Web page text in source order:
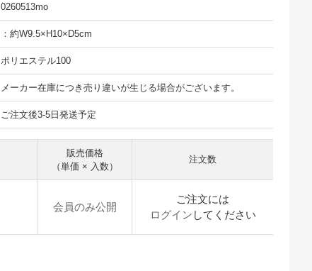
0260513mo
：約W9.5×H10×D5cm
ポリエステル100
メーカー在庫につき売り違いが生じる場合がございます。
ご注文後3-5日発送予定
販売価格
（単価 × 入数）
注文数
会員のみ公開
ご注文には
ログイン してください